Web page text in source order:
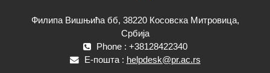
Филипа Вишњића бб, 38220 Косовска Митровица,
Србија
Phone : +38128422340
Е-пошта : helpdesk@pr.ac.rs